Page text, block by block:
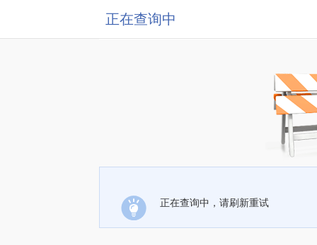
正在查询中
正在查询中，请刷新重试